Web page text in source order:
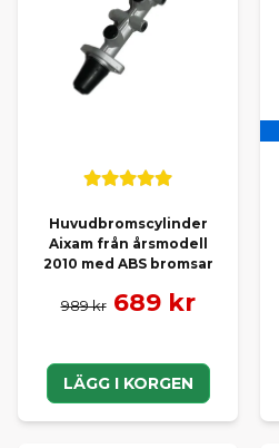
Huvudbromscylinder
Aixam från årsmodell
2010 med ABS bromsar
989 kr 689 kr
LÄGG I KORGEN